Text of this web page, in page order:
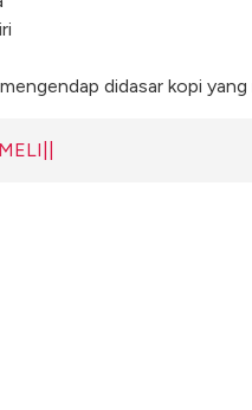
didasar kopi